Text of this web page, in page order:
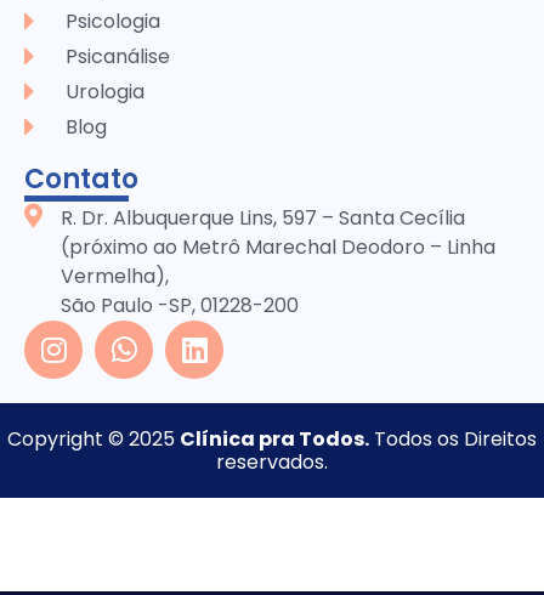
Psicologia
Psicanálise
Urologia
Blog
Contato
R. Dr. Albuquerque Lins, 597 – Santa Cecília
(próximo ao Metrô Marechal Deodoro – Linha
Vermelha),
São Paulo -SP, 01228-200
Copyright © 2025 Clínica pra Todos. Todos os Direitos
reservados.